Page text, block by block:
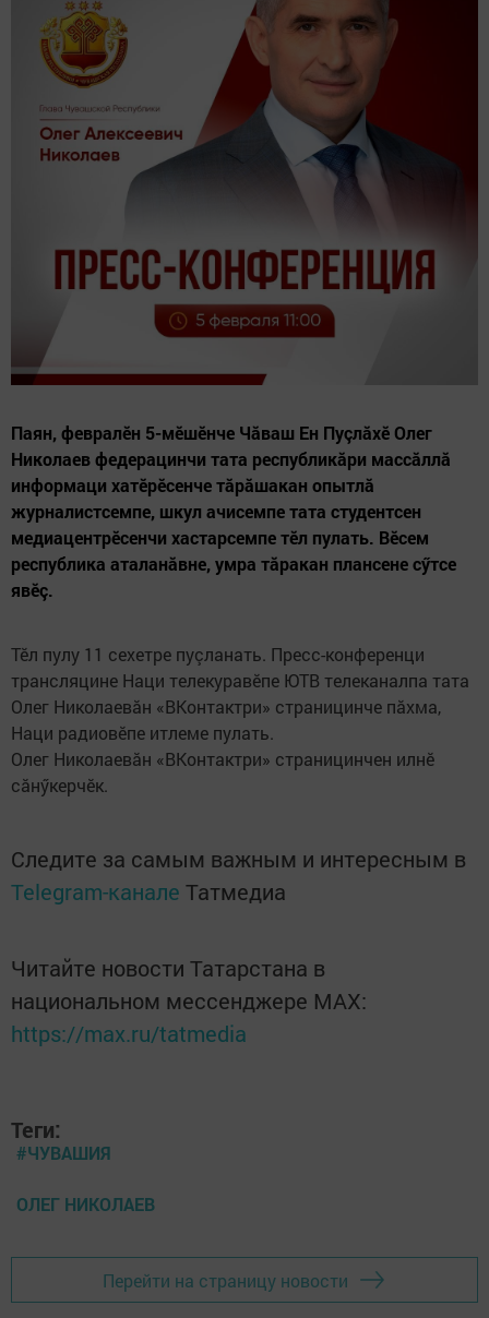
Паян, февралĕн 5-мĕшĕнче Чăваш Ен Пуçлăхĕ Олег
Николаев федерацинчи тата республикăри массăллă
информаци хатĕрĕсенче тăрăшакан опытлă
журналистсемпе, шкул ачисемпе тата студентсен
медиацентрĕсенчи хастарсемпе тӗл пулать. Вӗсем
республика аталанăвне, умра тăракан плансене сӳтсе
явӗç.
Тӗл пулу 11 сехетре пуçланать. Пресс-конференци
трансляцине Наци телекуравĕпе ЮТВ телеканалпа тата
Олег Николаевăн «ВКонтактри» страницинче пăхма,
Наци радиовĕпе итлеме пулать.
Олег Николаевăн «ВКонтактри» страницинчен илнӗ
сăнӳкерчӗк.
Следите за самым важным и интересным в
Telegram-канале Татмедиа
Читайте новости Татарстана в
национальном мессенджере MАХ:
https://max.ru/tatmedia
Теги:
#ЧУВАШИЯ
ОЛЕГ НИКОЛАЕВ
Перейти на страницу новости